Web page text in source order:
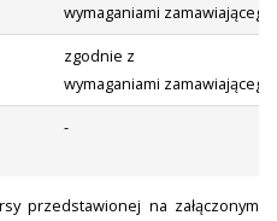
wymaganiami zamawiającego
zgodnie z
wymaganiami zamawiającego
-
przedstawionej na załączonym